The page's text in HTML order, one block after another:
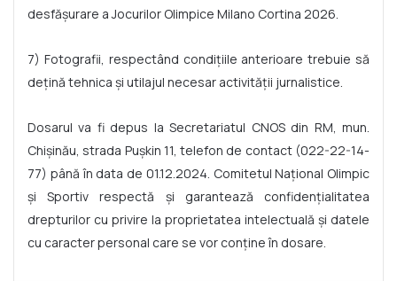
desfășurare a Jocurilor Olimpice Milano Cortina 2026.
7) Fotografii, respectând condițiile anterioare trebuie să
dețină tehnica și utilajul necesar activității jurnalistice.
Dosarul va fi depus la Secretariatul CNOS din RM, mun.
Chișinău, strada Pușkin 11, telefon de contact (022-22-14-
77) până în data de 01.12.2024. Comitetul Național Olimpic
și Sportiv respectă și garantează confidențialitatea
drepturilor cu privire la proprietatea intelectuală și datele
cu caracter personal care se vor conține în dosare.